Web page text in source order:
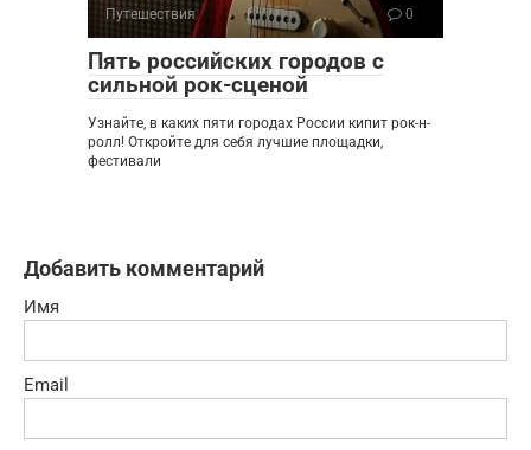
Путешествия 0
Пять российских городов с
сильной рок-сценой
Узнайте, в каких пяти городах России кипит рок-н-
ролл! Откройте для себя лучшие площадки,
фестивали
Добавить комментарий
Имя
Email